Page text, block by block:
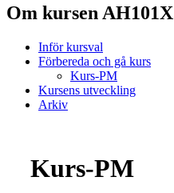
Om kursen AH101X
Inför kursval
Förbereda och gå kurs
Kurs-PM
Kursens utveckling
Arkiv
Kurs-PM